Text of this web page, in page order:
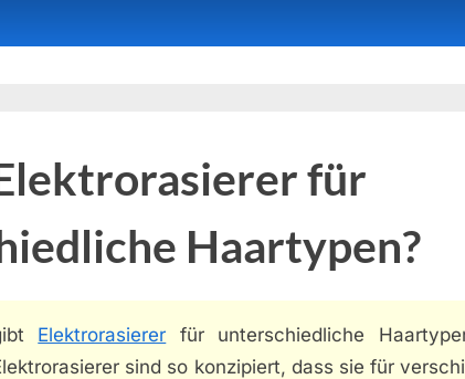
für
Haartypen?
Elektrorasierer für unterschiedliche
sind so konzipiert, dass sie für